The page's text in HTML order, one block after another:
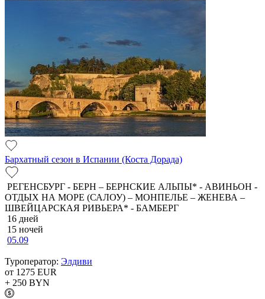
Бархатный сезон в Испании (Коста Дорада)
РЕГЕНСБУРГ - БЕРН – БЕРНСКИЕ АЛЬПЫ* - АВИНЬОН -
ОТДЫХ НА МОРЕ (САЛОУ) – МОНПЕЛЬЕ – ЖЕНЕВА –
ШВЕЙЦАРСКАЯ РИВЬЕРА* - БАМБЕРГ
16 дней
15 ночей
05.09
Туроператор: Элдиви
от 1275 EUR
+ 250 BYN